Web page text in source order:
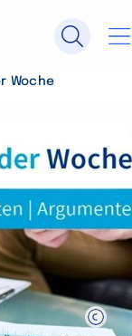
Woche